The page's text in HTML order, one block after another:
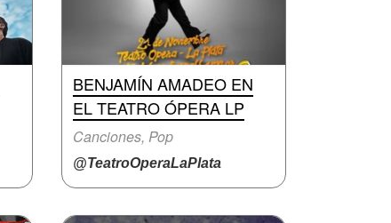
BENJAMÍN AMADEO EN
EL TEATRO ÓPERA LP
Canciones, Pop
@TeatroOperaLaPlata